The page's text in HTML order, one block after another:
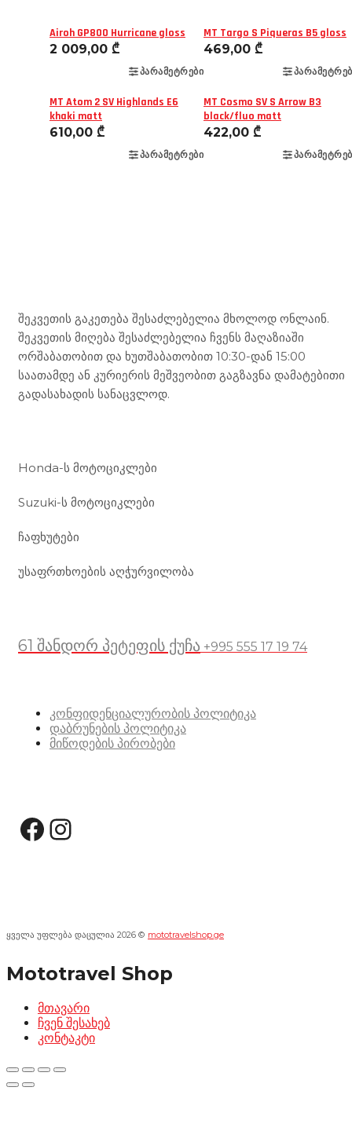
Airoh GP800 Hurricane gloss
2 009,00 ₾
ᲞᲐᲠᲐᲛᲔᲢᲠᲔᲑᲘ
MT Targo S Piqueras B5 gloss
469,00 ₾
MT Atom 2 SV Highlands E6
khaki matt
610,00 ₾
ᲞᲐᲠᲐᲛᲔᲢᲠᲔᲑᲘ
MT Cosmo SV S Arrow B3
black/fluo matt
422,00 ₾
შეკვეთის გაკეთება შესაძლებელია მხოლოდ ონლაინ.
შეკვეთის მიღება შესაძლებელია ჩვენს მაღაზიაში
ორშაბათობით და ხუთშაბათობით 10:30-დან 15:00
საათამდე ან კურიერის მეშვეობით გაგზავნა დამატებითი
გადასახადის სანაცვლოდ.
Honda-ს მოტოციკლები
Suzuki-ს მოტოციკლები
ჩაფხუტები
უსაფრთხოების აღჭურვილობა
61 შანდორ პეტეფის ქუჩა +995 555 17 19 74
კონფიდენციალურობის პოლიტიკა
დაბრუნების პოლიტიკა
მიწოდების პირობები
Facebook
Instagram
ყველა უფლება დაცულია 2026 © mototravelshop.ge
Mototravel Shop
მთავარი
ჩვენ შესახებ
კონტაკტი